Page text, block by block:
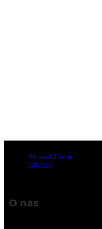
Strona Główna>
GB-G14
O nas